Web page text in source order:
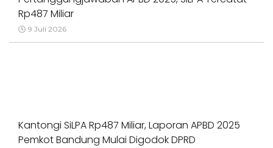
Rp487 Miliar
9 Juli 2026
Kantongi SiLPA Rp487 Miliar, Laporan APBD 2025
Pemkot Bandung Mulai Digodok DPRD